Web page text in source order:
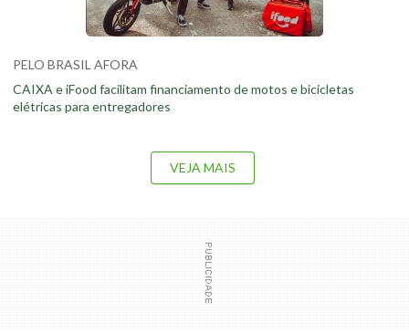
PELO BRASIL AFORA
CAIXA e iFood facilitam financiamento de motos e bicicletas
elétricas para entregadores
VEJA MAIS